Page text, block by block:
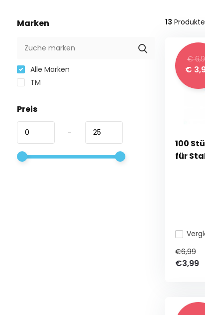
Marken
Alle Marken
TM
Preis
-
13 Produkte
€
€
100
für
€6,99
€3,99